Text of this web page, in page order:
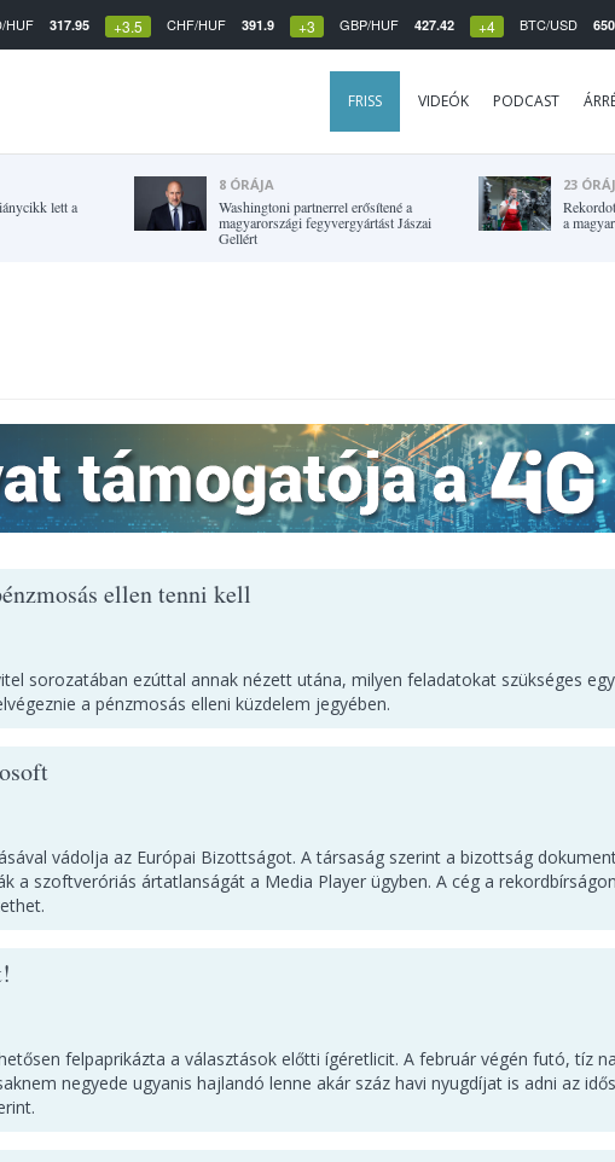
HUF 317.95 +3.5 CHF/HUF 391.9 +3 GBP/HUF 427.42 +4 BTC/USD
FRISS VIDEÓK PODCAST
lett a
8 ÓRÁJA
Washingtoni partnerrel erősítené a
magyarországi fegyvergyártást Jászai
Gellért
23
a
ellen tenni kell
sorozatában ezúttal annak nézett utána, milyen feladatokat szükséges egy
a pénzmosás elleni küzdelem jegyében.
vádolja az Európai Bizottságot. A társaság szerint a bizottság
a szoftveróriás ártatlanságát a Media Player ügyben. A cég a
felpaprikázta a választások előtti ígéretlicit. A február végén futó, tíz
negyede ugyanis hajlandó lenne akár száz havi nyugdíjat is adni az